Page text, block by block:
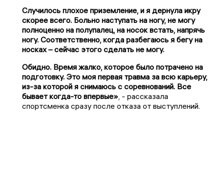
Случилось плохое приземление, и я дернула икру
скорее всего. Больно наступать на ногу, не могу
полноценно на полупалец, на носок встать, напрячь
ногу. Соответственно, когда разбегаюсь я бегу на
носках – сейчас этого сделать не могу.
Обидно. Время жалко, которое было потрачено на
подготовку. Это моя первая травма за всю карьеру,
из-за которой я снимаюсь с соревнований. Все
бывает когда-то впервые», - рассказала
спортсменка сразу после отказа от выступлений.